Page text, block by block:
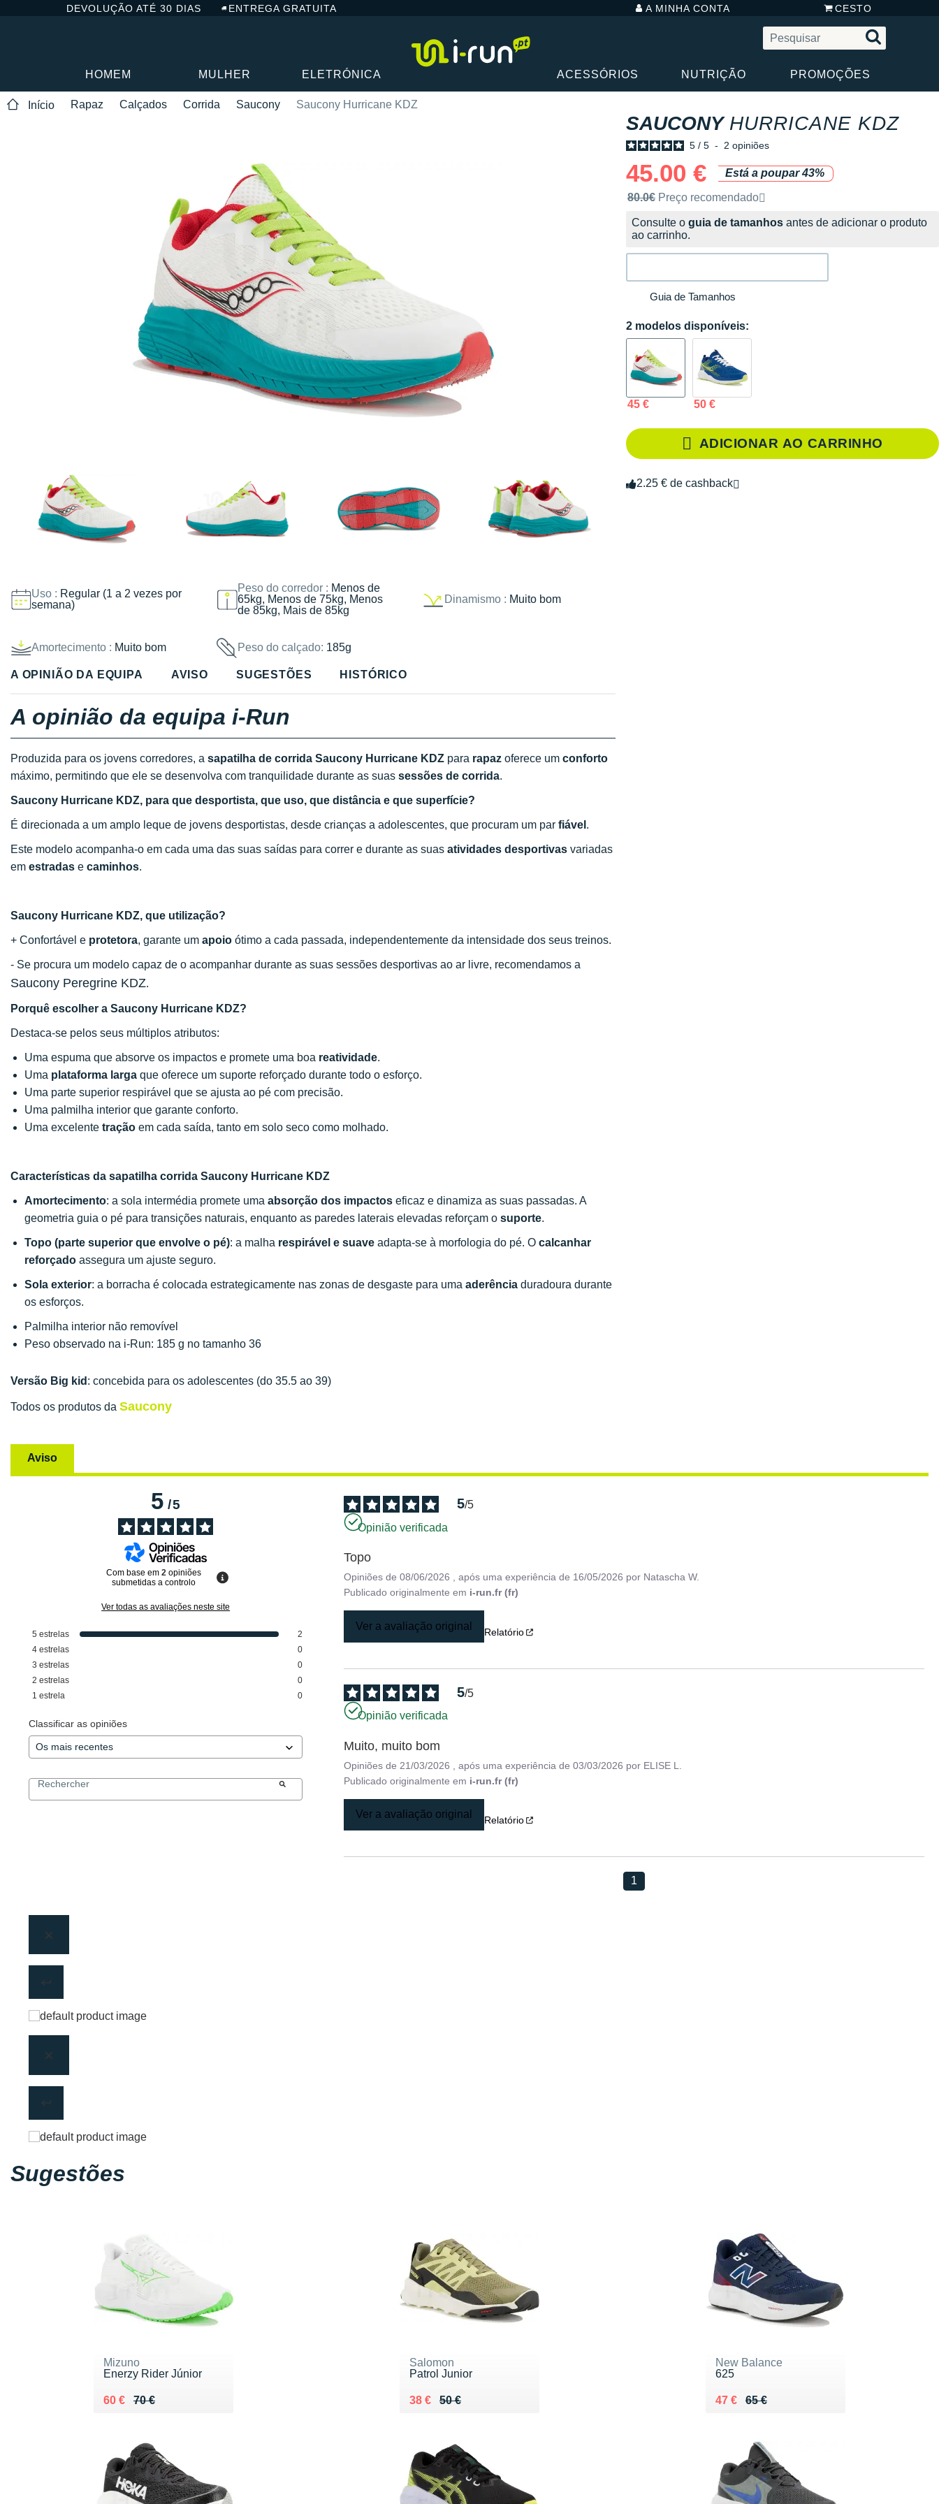
DEVOLUÇÃO ATÉ 30 DIAS ENTREGA GRATUITA A MINHA CONTA CESTO
HOMEM MULHER ELETRÓNICA ACESSÓRIOS NUTRIÇÃO PROMOÇÕES
Início Rapaz Calçados Corrida Saucony Saucony Hurricane KDZ
Uso : Regular (1 a 2 vezes por
semana)
Peso do corredor : Menos de
65kg, Menos de 75kg, Menos
de 85kg, Mais de 85kg
Dinamismo : Muito bom
Amortecimento : Muito bom Peso do calçado: 185g
SAUCONY HURRICANE KDZ
5 / 5 - 2 opiniões
45.00 €
Está a poupar 43%
Preço de venda recomendado pela marca
80.0€ Preço recomendado
Consulte o guia de tamanhos antes de adicionar o produto
ao carrinho.
Guia de Tamanhos
2 modelos disponíveis:
45 € 50 €
ADICIONAR AO CARRINHO
2.25 € de cashback
A OPINIÃO DA EQUIPA AVISO SUGESTÕES HISTÓRICO
A opinião da equipa i-Run
Produzida para os jovens corredores, a sapatilha de corrida Saucony Hurricane KDZ para rapaz oferece um conforto
máximo, permitindo que ele se desenvolva com tranquilidade durante as suas sessões de corrida.
Saucony Hurricane KDZ, para que desportista, que uso, que distância e que superfície?
É direcionada a um amplo leque de jovens desportistas, desde crianças a adolescentes, que procuram um par fiável .
Este modelo acompanha-o em cada uma das suas saídas para correr e durante as suas atividades desportivas variadas
em estradas e caminhos.
Saucony Hurricane KDZ, que utilização?
+ Confortável e protetora, garante um apoio ótimo a cada passada, independentemente da intensidade dos seus treinos.
- Se procura um modelo capaz de o acompanhar durante as suas sessões desportivas ao ar livre, recomendamos a
Saucony Peregrine KDZ.
Porquê escolher a Saucony Hurricane KDZ?
Destaca-se pelos seus múltiplos atributos:
Uma espuma que absorve os impactos e promete uma boa reatividade.
Uma plataforma larga que oferece um suporte reforçado durante todo o esforço.
Uma parte superior respirável que se ajusta ao pé com precisão.
Uma palmilha interior que garante conforto.
Uma excelente tração em cada saída, tanto em solo seco como molhado.
Características da sapatilha corrida Saucony Hurricane KDZ
Amortecimento: a sola intermédia promete uma absorção dos impactos eficaz e dinamiza as suas passadas. A
geometria guia o pé para transições naturais, enquanto as paredes laterais elevadas reforçam o suporte.
Topo (parte superior que envolve o pé): a malha respirável e suave adapta-se à morfologia do pé. O calcanhar
reforçado assegura um ajuste seguro.
Sola exterior: a borracha é colocada estrategicamente nas zonas de desgaste para uma aderência duradoura durante
os esforços.
Palmilha interior não removível
Peso observado na i-Run: 185 g no tamanho 36
Versão Big kid : concebida para os adolescentes (do 35.5 ao 39)
Todos os produtos da Saucony
Aviso
5/5
Com base em2 opiniões
submetidas a controlo
Ver todas as avaliações neste site
5 estrelas
2
4 estrelas
0
3 estrelas
0
2 estrelas
0
1 estrela 0
Classificar as opiniões
5/5
Opinião verificada
Topo
Opiniões de08/06/2026 , após uma experiência de 16/05/2026 por Natascha W.
Publicado originalmente em i-run.fr (fr)
Ver a avaliação original Relatório
5/5
Opinião verificada
Muito, muito bom
Opiniões de 21/03/2026 , após uma experiência de03/03/2026 por ELISE L.
Publicado originalmente em i-run.fr (fr)
Ver a avaliação original Relatório
1
Sugestões
Mizuno
Enerzy Rider Júnior
70 €
Au lieu de 70 €
60 €
Vendu 60 €
Salomon
Patrol Junior
50 €
Au lieu de 50 €
38 €
Vendu 38 €
New Balance
625
65 €
Au lieu de 65 €
47 €
Vendu 47 €